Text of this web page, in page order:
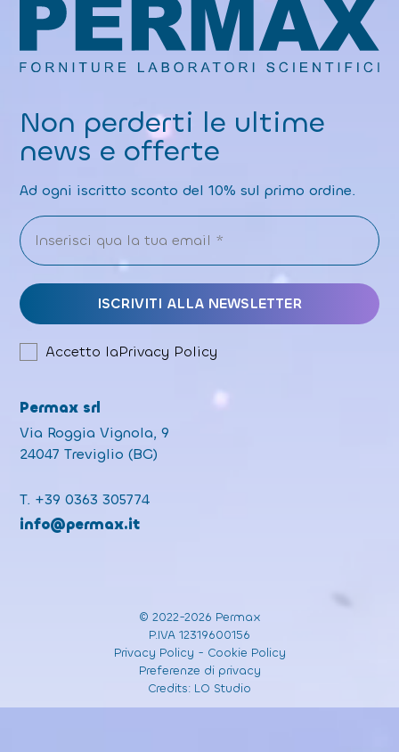
Non perderti le ultime
news e offerte
Ad ogni iscritto sconto del 10% sul primo ordine.
Accetto laPrivacy Policy
Permax srl
Via Roggia Vignola, 9
24047 Treviglio (BG)
T. +39 0363 305774
info@permax.it
© 2022-2026 Permax
P.IVA 12319600156
Privacy Policy - Cookie Policy
Preferenze di privacy
Credits: LO Studio